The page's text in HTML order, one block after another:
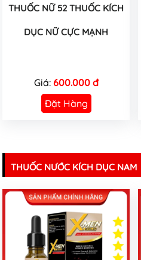
THUỐC NỮ 52 THUỐC KÍCH
DỤC NỮ CỰC MẠNH
Giá: 600.000 đ
Đặt Hàng
THUỐC NƯỚC KÍCH DỤC NAM